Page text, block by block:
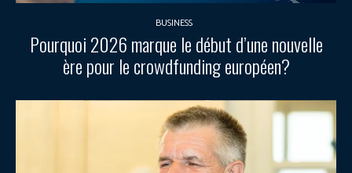
BUSINESS
Pourquoi 2026 marque le début d’une nouvelle
ère pour le crowdfunding européen?